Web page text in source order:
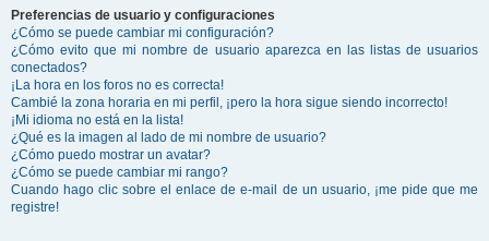
Preferencias de usuario y configuraciones
¿Cómo se puede cambiar mi configuración?
¿Cómo evito que mi nombre de usuario aparezca en las listas de usuarios
conectados?
¡La hora en los foros no es correcta!
Cambié la zona horaria en mi perfil, ¡pero la hora sigue siendo incorrecto!
¡Mi idioma no está en la lista!
¿Qué es la imagen al lado de mi nombre de usuario?
¿Cómo puedo mostrar un avatar?
¿Cómo se puede cambiar mi rango?
Cuando hago clic sobre el enlace de e-mail de un usuario, ¡me pide que me
registre!